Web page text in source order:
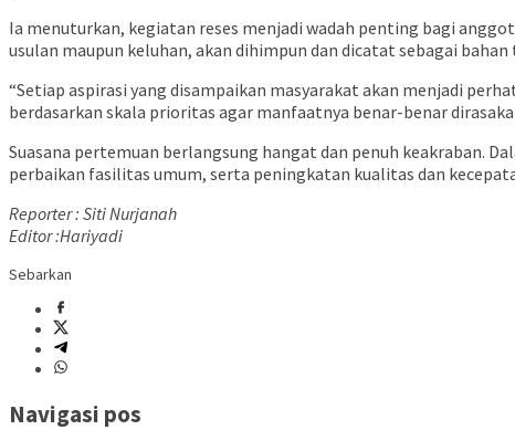
Ia menuturkan, kegiatan reses menjadi wadah penting bagi
usulan maupun keluhan, akan dihimpun dan dicatat sebagai
“Setiap aspirasi yang disampaikan masyarakat akan menjadi
berdasarkan skala prioritas agar manfaatnya benar-benar
Suasana pertemuan berlangsung hangat dan penuh keakraban.
perbaikan fasilitas umum, serta peningkatan kualitas dan
Reporter : Siti Nurjanah
Editor :Hariyadi
Sebarkan
Navigasi pos